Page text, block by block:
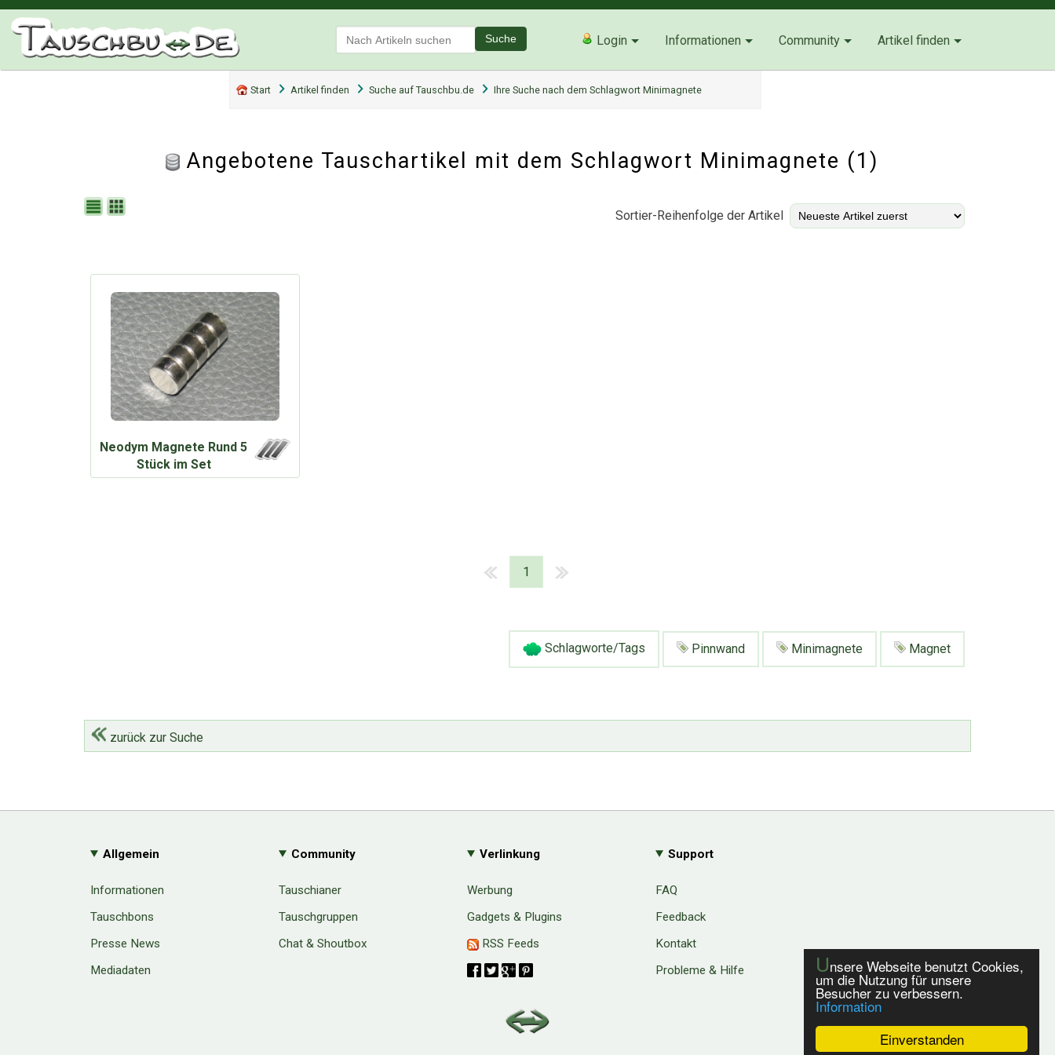
Einverstanden
Unsere Webseite benutzt Cookies,
um die Nutzung für unsere
Besucher zu verbessern.
Information
Suche Login Informationen Community Artikel finden
Start Artikel finden Suche auf Tauschbu.de Ihre Suche nach dem Schlagwort Minimagnete
Angebotene Tauschartikel mit dem Schlagwort Minimagnete (1)
Sortier-Reihenfolge der Artikel
Neodym Magnete Rund 5
Stück im Set
1
Schlagworte/Tags Pinnwand Minimagnete Magnet
zurück zur Suche
Allgemein
Informationen
Tauschbons
Presse News
Mediadaten
Community
Tauschianer
Tauschgruppen
Chat & Shoutbox
Verlinkung
Werbung
Gadgets & Plugins
RSS Feeds
Support
FAQ
Feedback
Kontakt
Probleme & Hilfe